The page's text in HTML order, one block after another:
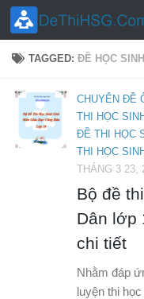
Skip to content
TAGGED:ĐỀ HỌC
CHUYÊN ĐỀ
THI HỌC
ĐỀ THI HỌC
THI HỌC
THÁNG 3 23,
Bộ đề
Dân lớp
chi tiết
Nhằm đáp
luyện thi